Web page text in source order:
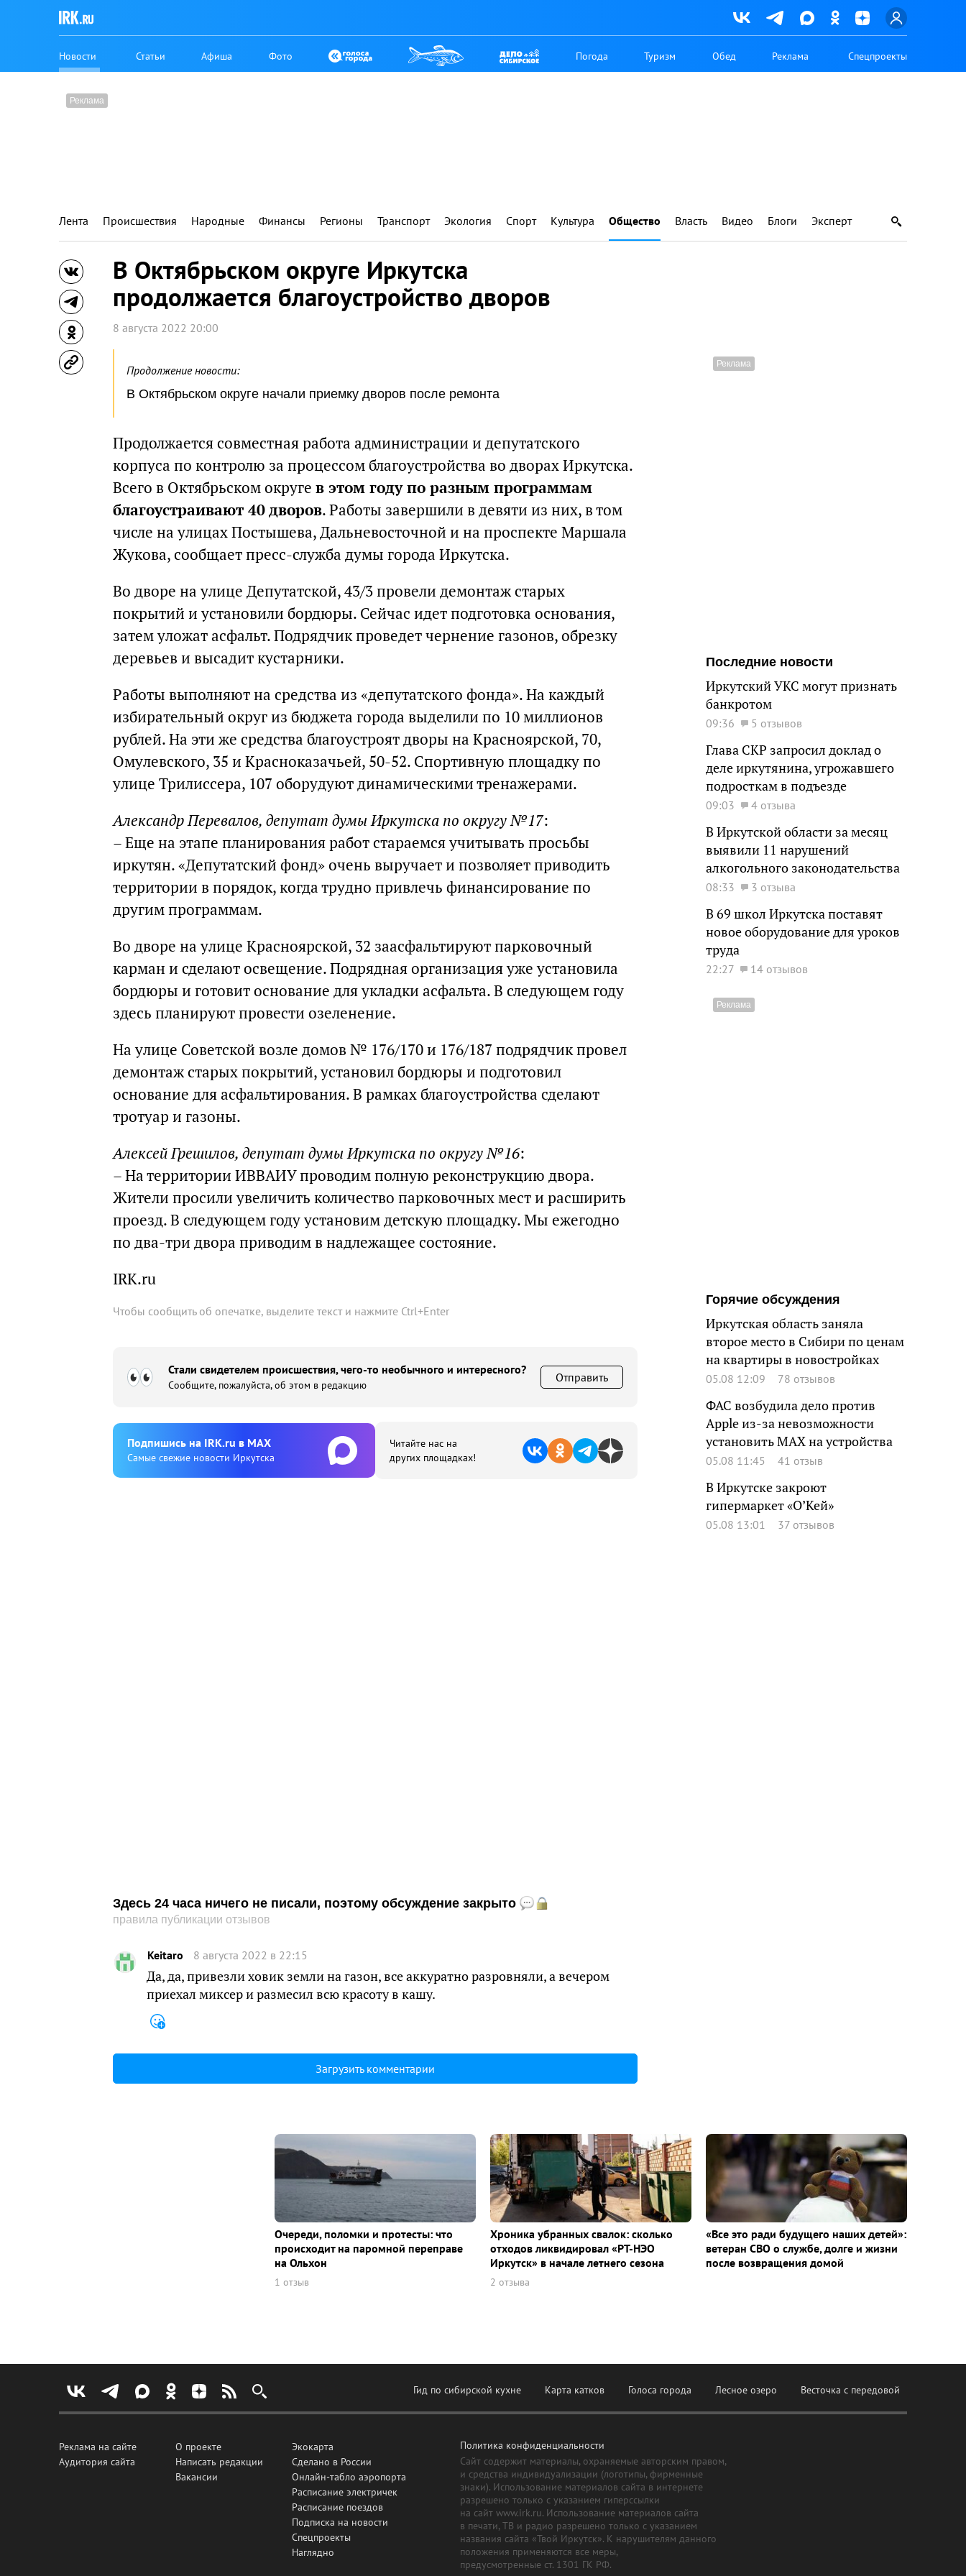
Новости Статьи Афиша Фото Погода Туризм Обед Реклама Спецпроекты
Лента Происшествия Народные Финансы Регионы Транспорт Экология Спорт Культура Общество Власть Видео Блоги Эксперт
В Октябрьском округе Иркутска
продолжается благоустройство дворов
8 августа 2022 20:00
Продолжение новости:
В Октябрьском округе начали приемку дворов после ремонта
Продолжается совместная работа администрации и депутатского
корпуса по контролю за процессом благоустройства во дворах Иркутска.
Всего в Октябрьском округе в этом году по разным программам
благоустраивают 40 дворов. Работы завершили в девяти из них, в том
числе на улицах Постышева, Дальневосточной и на проспекте Маршала
Жукова, сообщает пресс-служба думы города Иркутска.
Во дворе на улице Депутатской, 43/3 провели демонтаж старых
покрытий и установили бордюры. Сейчас идет подготовка основания,
затем уложат асфальт. Подрядчик проведет чернение газонов, обрезку
деревьев и высадит кустарники.
Работы выполняют на средства из «депутатского фонда». На каждый
избирательный округ из бюджета города выделили по 10 миллионов
рублей. На эти же средства благоустроят дворы на Красноярской, 70,
Омулевского, 35 и Красноказачьей, 50-52. Спортивную площадку по
улице Трилиссера, 107 оборудуют динамическими тренажерами.
Александр Перевалов, депутат думы Иркутска по округу №17:
– Еще на этапе планирования работ стараемся учитывать просьбы
иркутян. «Депутатский фонд» очень выручает и позволяет приводить
территории в порядок, когда трудно привлечь финансирование по
другим программам.
Во дворе на улице Красноярской, 32 заасфальтируют парковочный
карман и сделают освещение. Подрядная организация уже установила
бордюры и готовит основание для укладки асфальта. В следующем году
здесь планируют провести озеленение.
На улице Советской возле домов № 176/170 и 176/187 подрядчик провел
демонтаж старых покрытий, установил бордюры и подготовил
основание для асфальтирования. В рамках благоустройства сделают
тротуар и газоны.
Алексей Грешилов, депутат думы Иркутска по округу №16:
– На территории ИВВАИУ проводим полную реконструкцию двора.
Жители просили увеличить количество парковочных мест и расширить
проезд. В следующем году установим детскую площадку. Мы ежегодно
по два-три двора приводим в надлежащее состояние.
IRK.ru
Чтобы сообщить об опечатке, выделите текст и нажмите Ctrl+Enter
Стали свидетелем происшествия, чего-то необычного и интересного?
Сообщите, пожалуйста, об этом в редакцию
Отправить
Подпишиcь на IRK.ru в MAX
Cамые свежие новости Иркутска
Читайте нас на
других площадках!
Здесь 24 часа ничего не писали, поэтому обсуждение закрыто
правила публикации отзывов
Keitaro 8 августа 2022 в 22:15
Да, да, привезли ховик земли на газон, все аккуратно разровняли, а вечером
приехал миксер и размесил всю красоту в кашу.
Загрузить комментарии
Последние новости
Иркутский УКС могут признать
банкротом
09:36 5 отзывов
Глава СКР запросил доклад о
деле иркутянина, угрожавшего
подросткам в подъезде
09:03 4 отзыва
В Иркутской области за месяц
выявили 11 нарушений
алкогольного законодательства
08:33 3 отзыва
В 69 школ Иркутска поставят
новое оборудование для уроков
труда
22:27 14 отзывов
Горячие обсуждения
Иркутская область заняла
второе место в Сибири по ценам
на квартиры в новостройках
05.08 12:09 78 отзывов
ФАС возбудила дело против
Apple из-за невозможности
установить MAX на устройства
05.08 11:45 41 отзыв
В Иркутске закроют
гипермаркет «О’Кей»
05.08 13:01 37 отзывов
Очереди, поломки и протесты: что
происходит на паромной переправе
на Ольхон
1 отзыв
Хроника убранных свалок: сколько
отходов ликвидировал «РТ-НЭО
Иркутск» в начале летнего сезона
2 отзыва
«Все это ради будущего наших детей»:
ветеран СВО о службе, долге и жизни
после возвращения домой
Гид по сибирской кухне Карта катков Голоса города Лесное озеро Весточка с передовой
Реклама на сайте
Аудитория сайта
О проекте
Написать редакции
Вакансии
Экокарта
Сделано в России
Онлайн-табло аэропорта
Расписание электричек
Расписание поездов
Подписка на новости
Спецпроекты
Наглядно
Политика конфиденциальности
Сайт содержит материалы, охраняемые авторским правом,
и средства индивидуализации (логотипы, фирменные
знаки). Использование материалов сайта в интернете
разрешено только с указанием гиперссылки
на сайт www.irk.ru. Использование материалов сайта
в печати, ТВ и радио разрешено только с указанием
названия сайта «Твой Иркутск». К нарушителям данного
положения применяются все меры,
предусмотренные ст. 1301 ГК РФ.